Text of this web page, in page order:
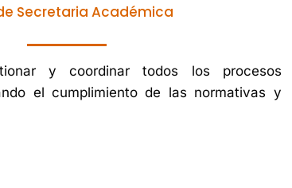
Secretaria Académica
y coordinar todos los procesos
el cumplimiento de las normativas y